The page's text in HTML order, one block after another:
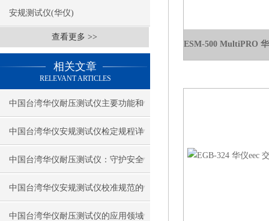
安规测试仪(华仪)
查看更多 >>
相关文章
RELEVANT ARTICLES
中国台湾华仪耐压测试仪主要功能和
操作方法
中国台湾华仪安规测试仪检定规程详
解
中国台湾华仪耐压测试仪：守护安全
的关键工具
中国台湾华仪安规测试仪校准规范的
重要性及实施步骤
中国台湾华仪耐压测试仪的应用领域